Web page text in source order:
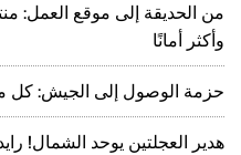
من الحديقة إلى موقع العمل:
وأكثر أمانًا
حزمة الوصول إلى الجيش: كل ما
هدير العجلتين يوحد الشمال!